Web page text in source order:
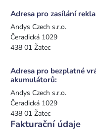
Adresa pro zasílání
Andys Czech s.r.o.
Čeradická 1029
438 01 Žatec
Adresa pro bezplatné
akumulátorů:
Andys Czech s.r.o.
Čeradická 1029
438 01 Žatec
Fakturační údaje